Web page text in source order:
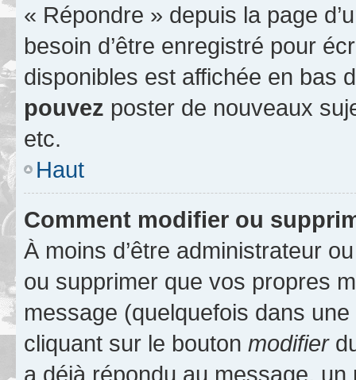
« Répondre » depuis la page
besoin d’être enregistré pour
disponibles est affichée en bas
pouvez poster de nouveaux
etc.
Haut
Comment modifier ou
À moins d’être administrateur
ou supprimer que vos propres
message (quelquefois dans
cliquant sur le bouton modifier
a déjà répondu au message, un